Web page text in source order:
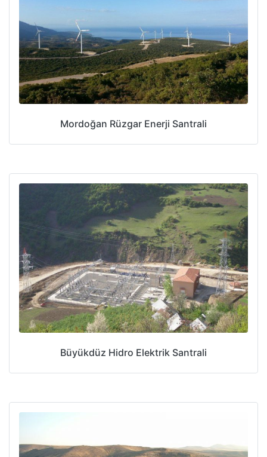
Mordoğan Rüzgar Enerji Santrali
Büyükdüz Hidro Elektrik Santrali